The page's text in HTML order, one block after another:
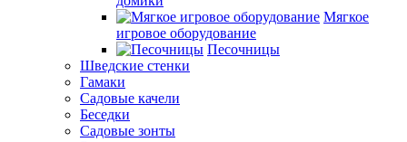
Мягкое
игровое оборудование
Песочницы
Шведские стенки
Гамаки
Садовые качели
Беседки
Садовые зонты